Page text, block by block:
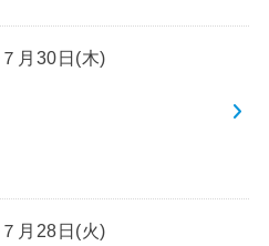
月30日(木)
月28日(火)